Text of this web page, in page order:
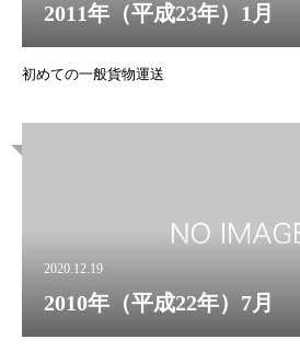
2011年（平成23年）1月
初めての一般貨物運送
2020.12.19
2010年（平成22年）7月